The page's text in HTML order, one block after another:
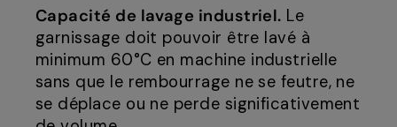
Capacité de lavage industriel. Le
garnissage doit pouvoir être lavé à
minimum 60°C en machine industrielle
sans que le rembourrage ne se feutre, ne
se déplace ou ne perde significativement